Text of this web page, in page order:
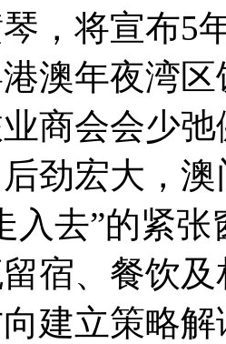
，将宣布5
港澳年夜
商会会少
后劲宏大，
入去”的紧
宿、餐饮
建立策略